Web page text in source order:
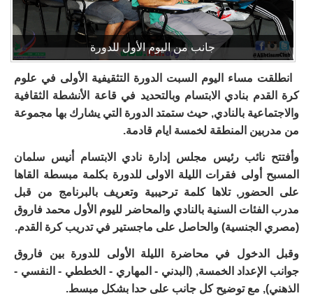
جانب من اليوم الأول للدورة
انطلقت مساء اليوم السبت الدورة التثقيفية الأولى في علوم
كرة القدم بنادي الابتسام وبالتحديد في قاعة الأنشطة الثقافية
والاجتماعية بالنادي, حيث ستمتد الدورة التي يشارك بها مجموعة
من مدربين المنطقة لخمسة ايام قادمة.
وأفتتح نائب رئيس مجلس إدارة نادي الابتسام أنيس سلمان
المسبح أولى فقرات الليلة الاولى للدورة بكلمة مبسطة القاها
على الحضور, تلاها كلمة ترحيبية وتعريف بالبرنامج من قبل
مدرب الفئات السنية بالنادي والمحاضر لليوم الأول محمد فاروق
(مصري الجنسية) والحاصل على ماجستير في تدريب كرة القدم.
وقبل الدخول في محاضرة الليلة الأولى للدورة بين فاروق
جوانب الإعداد الخمسة, (البدني - المهاري - الخططي - النفسي -
الذهني), مع توضيح كل جانب على حدا بشكل مبسط.